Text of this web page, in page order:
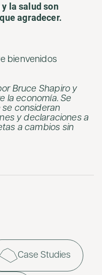
la salud son
agradecer.
bienvenidos
Bruce Shapiro y
la economía. Se
consideran
y declaraciones a
a cambios sin
Case Studies